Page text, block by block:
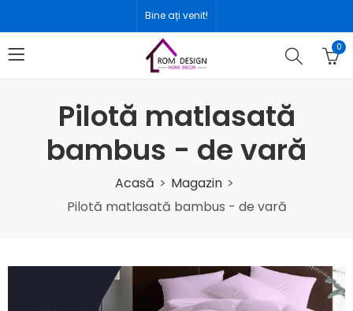
Bine ați venit!
0
Pilotă matlasată
bambus - de vară
Acasă
Magazin
Pilotă matlasată bambus - de vară